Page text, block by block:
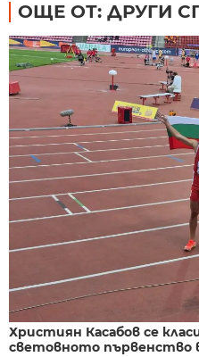
ОЩЕ ОТ: ДРУГИ
Християн Касабов се
световното